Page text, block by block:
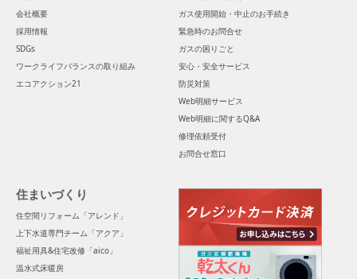
会社概要
採用情報
SDGs
ワークライフバランスの取り組み
エコアクション21
ガス使用開始・中止のお手続き
緊急時のお問合せ
ガスの困りごと
安心・安全サービス
防災対策
Web明細サービス
Web明細に関するQ&A
修理依頼受付
お問合せ窓口
住まいづくり
住空間リフォーム「アレンド」
上下水道専門チーム「アクア」
福祉用具&住宅改修「aico」
温水式床暖房